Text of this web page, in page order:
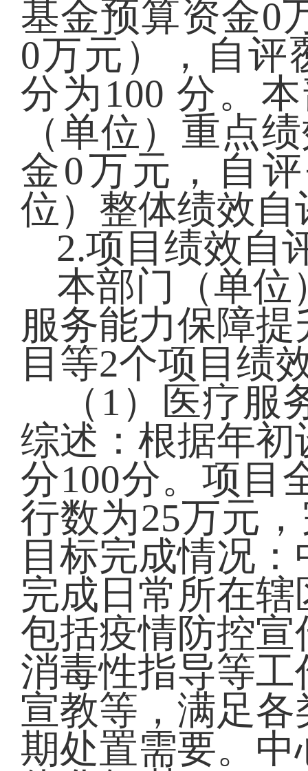
基金预算资金0
0万元），自评
分为100 分。
（单位）重点
金0万元，自
位）整体绩效
2.项目绩效自
本部门（单位
服务能力保障
目等2个项目绩
（ 1）医疗服
综述：根据年
分100分。项目
行数为25万元
目标完成情况
完成日常所在
包括疫情防控
消毒性指导等
宣教等，满足
期处置需要。